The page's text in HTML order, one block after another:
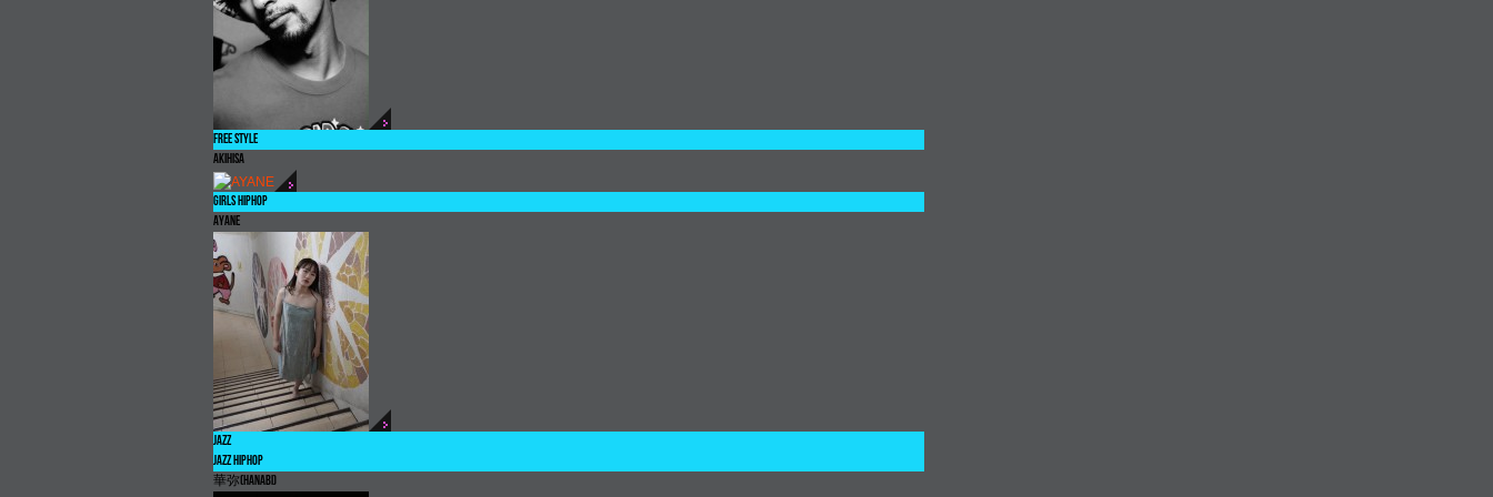
FREE STYLE
AKIHISA
GIRLS HIPHOP
AYANE
JAZZ
JAZZ HIPHOP
華弥(hanabi)